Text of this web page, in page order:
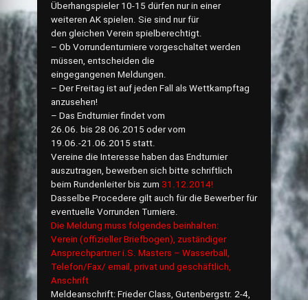
Überhangspieler 10-15 dürfen nur in einer
weiteren AK spielen. Sie sind nur für
den gleichen Verein spielberechtigt.
– Ob Vorrundenturniere vorgeschaltet werden
müssen, entscheiden die
eingegangenen Meldungen.
– Der Freitag ist auf jeden Fall als Wettkampftag
anzusehen!
– Das Endturnier findet vom
26.06. bis 28.06.2015 oder vom
19.06.-21.06.2015 statt.
Vereine die Interesse haben das Endturnier
auszutragen, bewerben sich bitte schriftlich
beim Rundenleiter bis zum 31.12.2014!
Dasselbe Procedere gilt auch für die Bewerber für
eventuelle Vorrunden Turniere.
Die Meldung muss folgendes beinhalten:
Verein (offizieller Briefbogen), zuständiger
Ansprechpartner i.S. Masters – Wasserball,
Telefon/Fax/ email, privat und geschäftlich,
Anschrift
Meldeanschrift: Frieder Class, Gutenbergstr. 2-4,